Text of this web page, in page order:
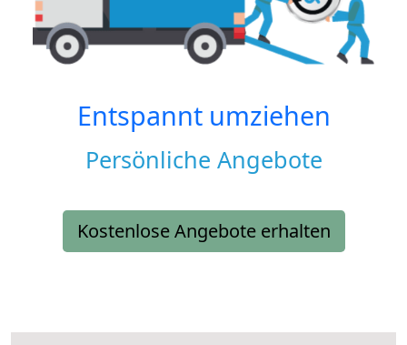
Entspannt umziehen
Persönliche Angebote
Kostenlose Angebote erhalten